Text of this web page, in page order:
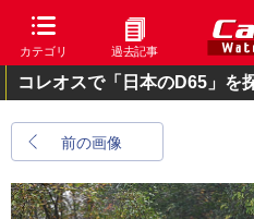
カテゴリ 過去記事
コレオスで「日本のD65」を
前の画像